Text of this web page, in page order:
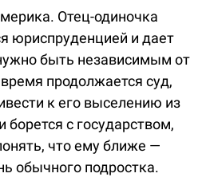
Отец-одиночка
юриспруденцией и дает
быть независимым от
продолжается суд,
к его выселению из
с государством,
что ему ближе —
обычного подростка.